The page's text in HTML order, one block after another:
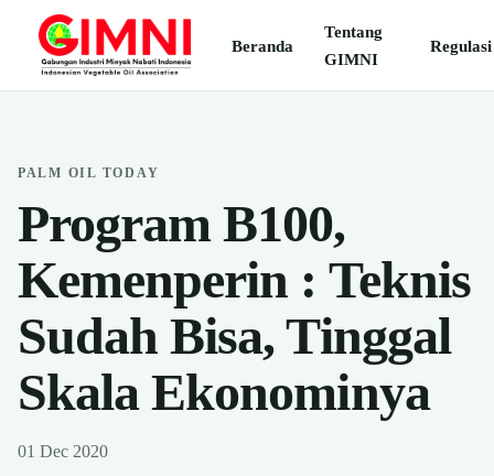
Beranda
Tentang
GIMNI
Regulasi
PALM OIL TODAY
Program B100,
Kemenperin : Teknis
Sudah Bisa, Tinggal
Skala Ekonominya
01 Dec 2020